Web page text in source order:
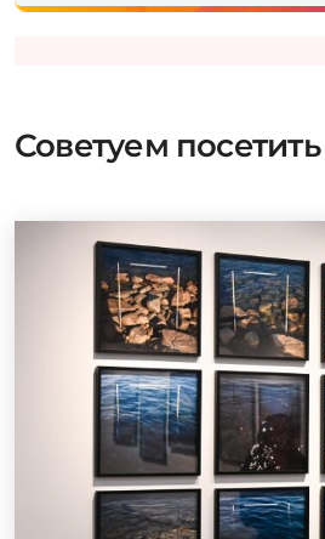
Советуем посетить